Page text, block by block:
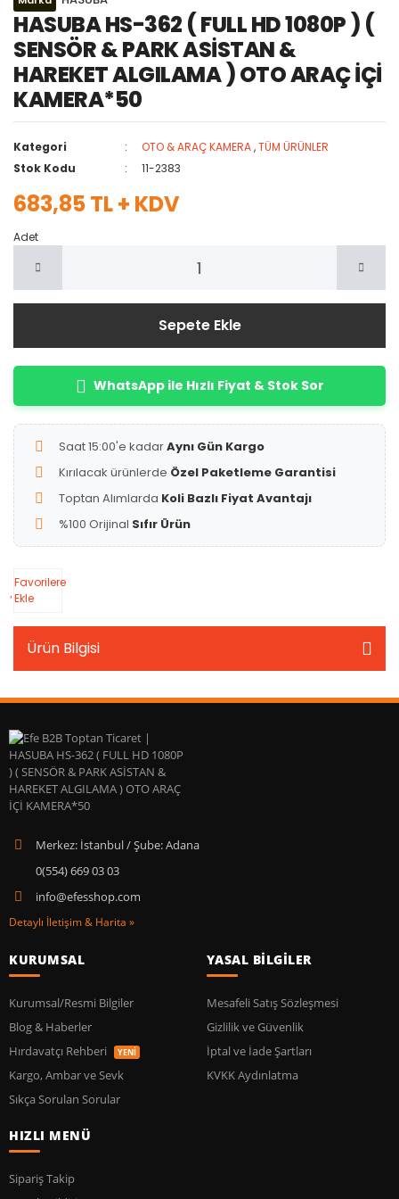
HASUBA HS-362 ( FULL HD 1080P ) (
SENSÖR & PARK ASİSTAN &
HAREKET ALGILAMA ) OTO ARAÇ İÇİ
KAMERA*50
Kategori OTO & ARAÇ KAMERA,TÜM ÜRÜNLER
Stok Kodu
11-2383
683,85 TL + KDV
Adet
Sepete Ekle
WhatsApp ile Hızlı Fiyat & Stok Sor
Saat 15:00'e kadarAynı Gün Kargo
Kırılacak ürünlerde Özel Paketleme Garantisi
Toptan Alımlarda Koli Bazlı Fiyat Avantajı
%100 Orijinal Sıfır Ürün
Favorilere
Ekle
Ürün Bilgisi
Merkez: İstanbul / Şube: Adana
0(554) 669 03 03
info@efesshop.com
Detaylı İletişim & Harita »
KURUMSAL
Kurumsal/Resmi Bilgiler
Blog & Haberler
Hırdavatçı Rehberi
YENİ
Kargo, Ambar ve Sevk
Sıkça Sorulan Sorular
YASAL BİLGİLER
Mesafeli Satış Sözleşmesi
Gizlilik ve Güvenlik
İptal ve İade Şartları
KVKK Aydınlatma
HIZLI MENÜ
Sipariş Takip